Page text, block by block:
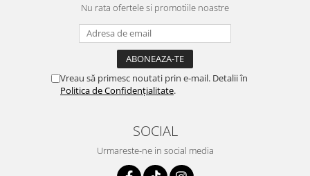
Nu rata ofertele si promotiile noastre
Vreau să primesc noutati prin e-mail. Detalii în
Politica de Confidențialitate.
SOCIAL
Urmareste-ne in social media